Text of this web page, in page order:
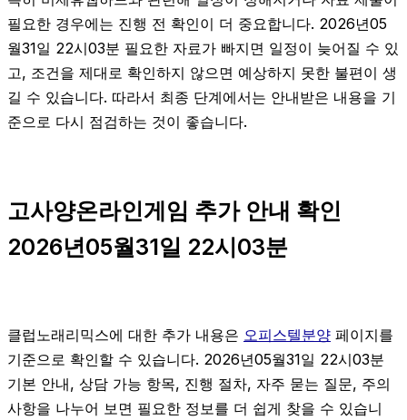
필요한 경우에는 진행 전 확인이 더 중요합니다. 2026년05
월31일 22시03분 필요한 자료가 빠지면 일정이 늦어질 수 있
고, 조건을 제대로 확인하지 않으면 예상하지 못한 불편이 생
길 수 있습니다. 따라서 최종 단계에서는 안내받은 내용을 기
준으로 다시 점검하는 것이 좋습니다.
고사양온라인게임 추가 안내 확인
2026년05월31일 22시03분
클럽노래리믹스에 대한 추가 내용은 오피스텔분양 페이지를
기준으로 확인할 수 있습니다. 2026년05월31일 22시03분
기본 안내, 상담 가능 항목, 진행 절차, 자주 묻는 질문, 주의
사항을 나누어 보면 필요한 정보를 더 쉽게 찾을 수 있습니